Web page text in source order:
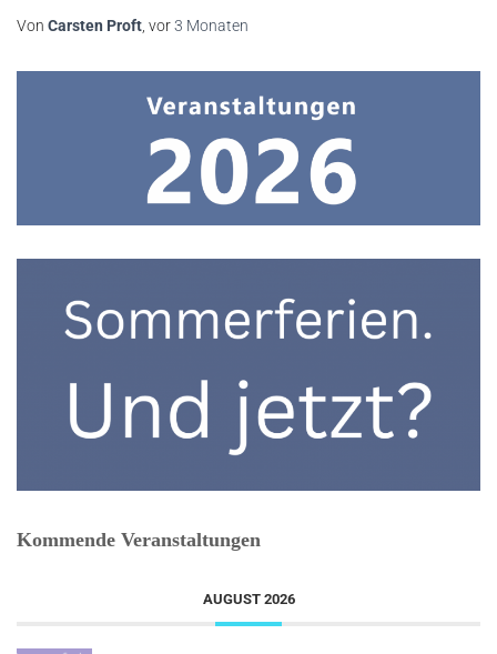
Von Carsten Proft , vor3 Monaten
Kommende Veranstaltungen
AUGUST 2026